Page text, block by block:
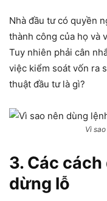
Nhà đầu tư có quyền
thành công của họ và
Tuy nhiên phải cân
việc kiểm soát vốn ra
thuật đầu tư là gì?
Vì
3. Các
dừng lỗ